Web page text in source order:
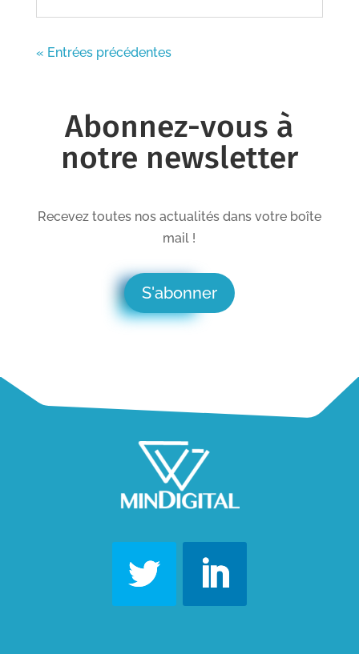
« Entrées précédentes
Abonnez-vous à
notre newsletter
Recevez toutes nos actualités dans votre boîte
mail !
S'abonner